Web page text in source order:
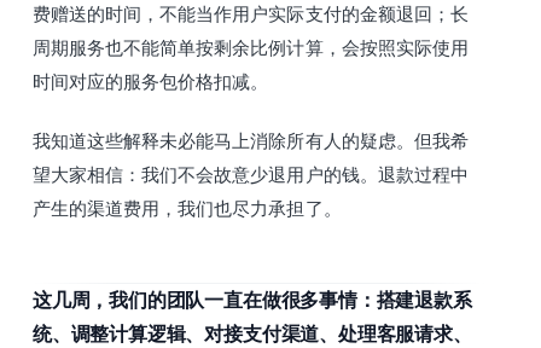
费赠送的时间，不能当作用户实际支付的金额退回；长
周期服务也不能简单按剩余比例计算，会按照实际使用
时间对应的服务包价格扣减。
我知道这些解释未必能马上消除所有人的疑虑。但我希
望大家相信：我们不会故意少退用户的钱。退款过程中
产生的渠道费用，我们也尽力承担了。
这几周，我们的团队一直在做很多事情：搭建退款系
统、调整计算逻辑、对接支付渠道、处理客服请求、